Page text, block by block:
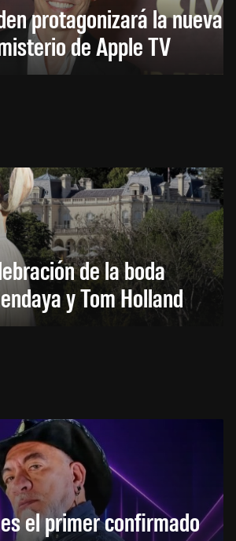
protagonizará la nueva
de Apple TV
de la boda
y Tom Holland
el primer confirmado